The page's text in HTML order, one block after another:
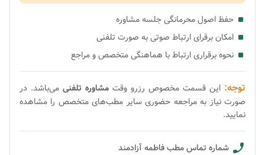
حفظ اصول محرمانگی جلسه مشاوره
امکان برقرای ارتباط صوتی به صورت تلفنی
نحوه برقراری ارتباط با هماهنگی متخصص و مراجع
توجه: این قسمت مخصوص رزرو وقت مشاوره تلفنی می‌باشد. در
صورت نیاز به مراجعه حضوری سایر مطب‌های متخصص را مشاهده
نمایید.
شماره تماس مطبفاطمه آزادمند